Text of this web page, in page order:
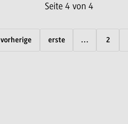
Seite 4 von 4
vorherige erste … 2